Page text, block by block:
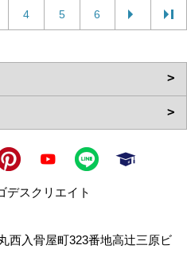
4 5 6
デスクリエイト
西入骨屋町323番地高辻三原ビ